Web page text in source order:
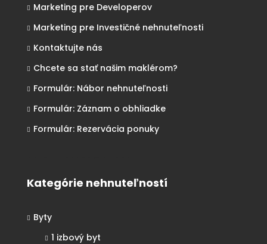
Marketing pre Developerov
Marketing pre Investičné nehnuteľnosti
Kontaktujte nás
Chcete sa stať našim maklérom?
Formulár: Nábor nehnuteľnosti
Formulár: Záznam o obhliadke
Formulár: Rezervácia ponuky
Kategórie nehnuteľností
Byty
1 izbový byt